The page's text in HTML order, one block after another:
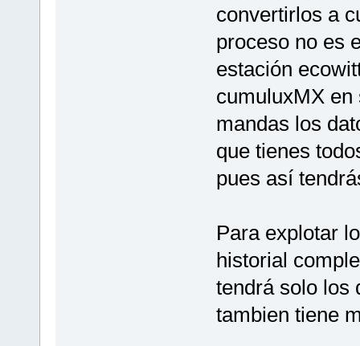
convertirlos a
proceso no es
estación
cumuluxMX
mandas los
que tienes
pues así
Para explotar
historial
tendrá solo los
tambien tiene